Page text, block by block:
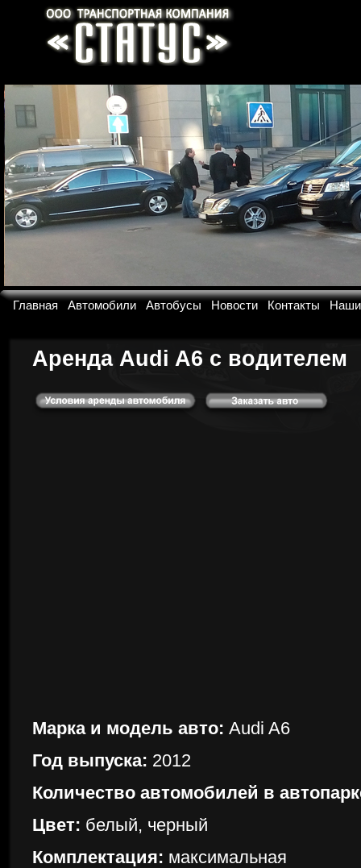
Главная Автомобили Автобусы Новости Контакты
Аренда Audi A6 с водителем
Марка и модель авто: Audi A6
Год выпуска: 2012
Количество автомобилей в
Цвет: белый, черный
Комплектация: максимальная